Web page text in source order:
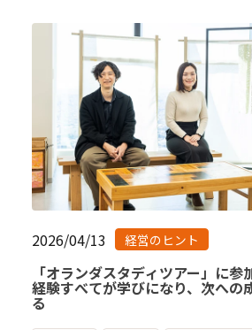
2026/04/13 経営のヒント
「オランダスタディツアー」に
経験すべてが学びになり、次への
る